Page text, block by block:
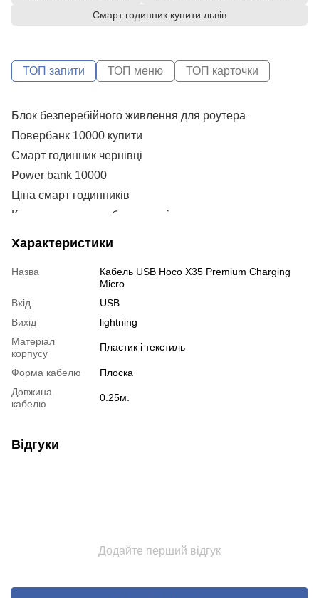
Смарт годинник купити львів
ТОП запити ТОП меню ТОП карточки
Блок безперебійного живлення для роутера
Повербанк 10000 купити
Смарт годинник чернівці
Power bank 10000
Ціна смарт годинників
Купити навушники бездротові
5000mah power bank
Смарт годинник для дітей
Навушники безпровідні
Зарядки до телефонів
Повербанк ціна в україні
Повербанк на 20
Міні дбж для роутера
Характеристики
Назва
Кабель USB Hoco X35 Premium Charging
Micro
Вхід
USB
Вихід
lightning
Матеріал
корпусу
Пластик і текстиль
Форма кабелю
Плоска
Довжина
кабелю
0.25м.
Відгуки
Додайте перший відгук